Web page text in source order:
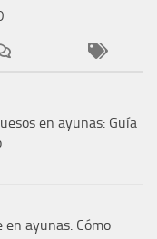
en ayunas: Guía
ayunas: Cómo